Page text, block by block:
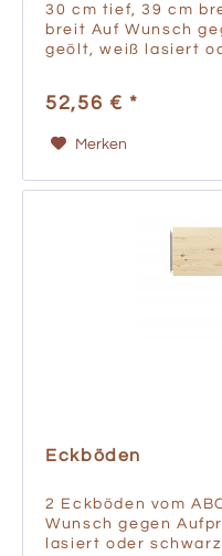
30 cm tief, 39 cm
breit Auf Wunsch
geölt, weiß lasiert
52,56 € *
Merken
Eckböden
2 Eckböden vom
Wunsch gegen
lasiert oder